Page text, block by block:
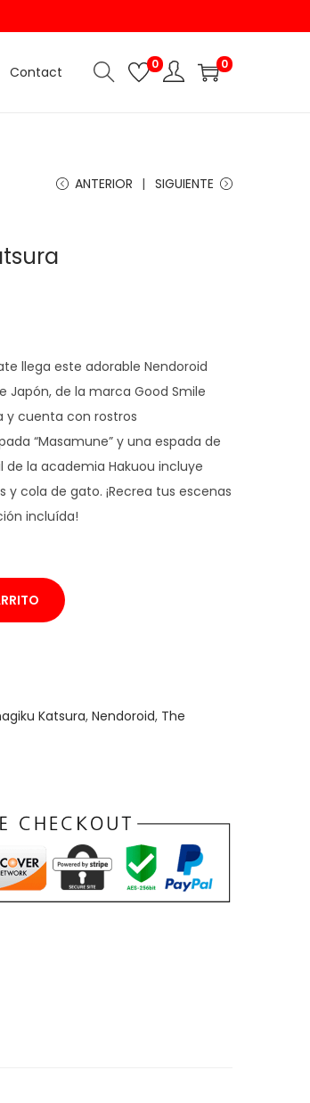
Contact 0 0
ANTERIOR SIGUIENTE
llega este adorable Nendoroid
Japón, de la marca Good Smile
y cuenta con rostros
“Masamune” y una espada de
la academia Hakuou incluye
cola de gato. ¡Recrea tus escenas
incluída!
Katsura, Nendoroid, The